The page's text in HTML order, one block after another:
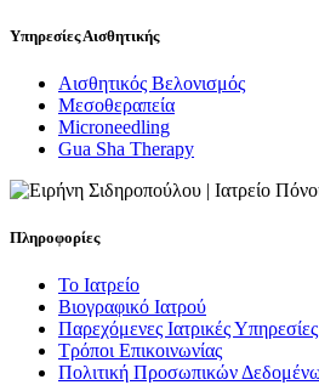
Υπηρεσίες Αισθητικής
Αισθητικός Βελονισμός
Μεσοθεραπεία
Microneedling
Gua Sha Therapy
Πληροφορίες
Το Ιατρείο
Βιογραφικό Ιατρού
Παρεχόμενες Ιατρικές Υπηρεσίες
Τρόποι Επικοινωνίας
Πολιτική Προσωπικών